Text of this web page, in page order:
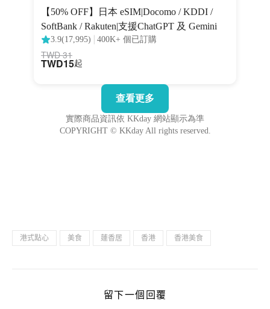
港式點心 美食 蓮香居 香港 香港美食
留下一個回覆